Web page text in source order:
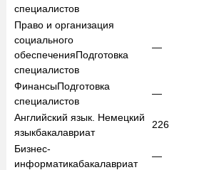
специалистов
Право и организация
социального
обеспеченияПодготовка
специалистов
—
ФинансыПодготовка
специалистов
—
Английский язык. Немецкий
языкбакалавриат
226
Бизнес-
информатикабакалавриат
—